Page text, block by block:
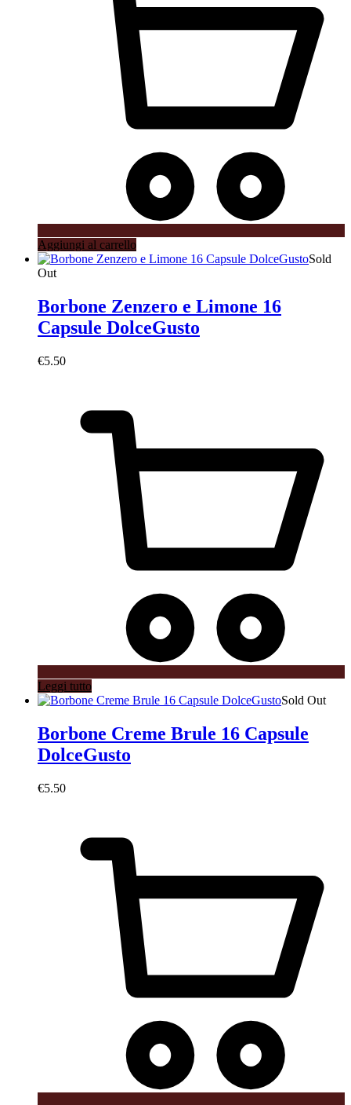
Aggiungi al carrello
Sold
Out
Borbone Zenzero e Limone 16
Capsule DolceGusto
€5.50
Leggi tutto
Sold Out
Borbone Creme Brule 16 Capsule
DolceGusto
€5.50